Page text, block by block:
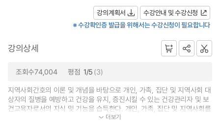
강의계획서
수강안내 및 수강신청
※ 수강확인증 발급을 위해서는 수강신청이 필요합니다
강의상세
조회수74,004 평점 1/5 (3)
지역사회간호의 이론 및 개념을 바탕으로 개인, 가족, 집단 및 지역사회 대
상자의 질병을 예방하고 건강을 유지, 증진시킬 수 있는 건강관리자 및 보
건교육자로서의 지식 및 기능을 습득한다. 개인, 가족, 집단 및 지역사회를
더보기